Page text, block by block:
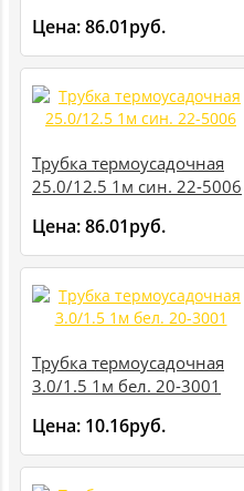
Цена:86.01руб.
Трубка термоусадочная
25.0/12.5 1м син. 22-5006
Цена:86.01руб.
Трубка термоусадочная
3.0/1.5 1м бел. 20-3001
Цена: 10.16руб.